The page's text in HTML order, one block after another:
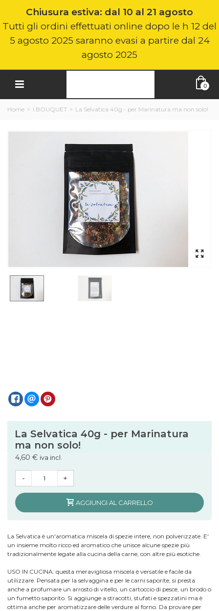
Chiusura estiva: dal 10 al 21 agosto
Tutti gli ordini effettuati online dopo le h 12 del
5 agosto 2025 saranno evasi a partire dal 24
agosto 2025
0
Home > I BOUQUET > La Selvatica 40g - per Marinatura ma non solo!
La Selvatica 40g - per Marinatura
ma non solo!
4,60 € iva incl.
- +
AGGIUNGI AL CARRELLO
La Selvatica è un'aromatica miscela di spezie intere, non polverizzate. E'
un insieme molto ricco ed aromatico che unisce alcune spezie più
tradizionalmente legate alla cucina della carne, con altre più esotiche.
USO IN CUCINA: questa meravigliosa miscela è versatile e facile da
utilizzare. Pensata per la selvaggina e per le carni saporite, si presta
anche a profumare un arrosto di vitello, un cartoccio di pesce, un brodo o
un fumetto saporito. Si aggiunge a stracotti, stufati e spezzatini ma è
ottima anche per aromatizzare delle verdure al forno. Da provare per